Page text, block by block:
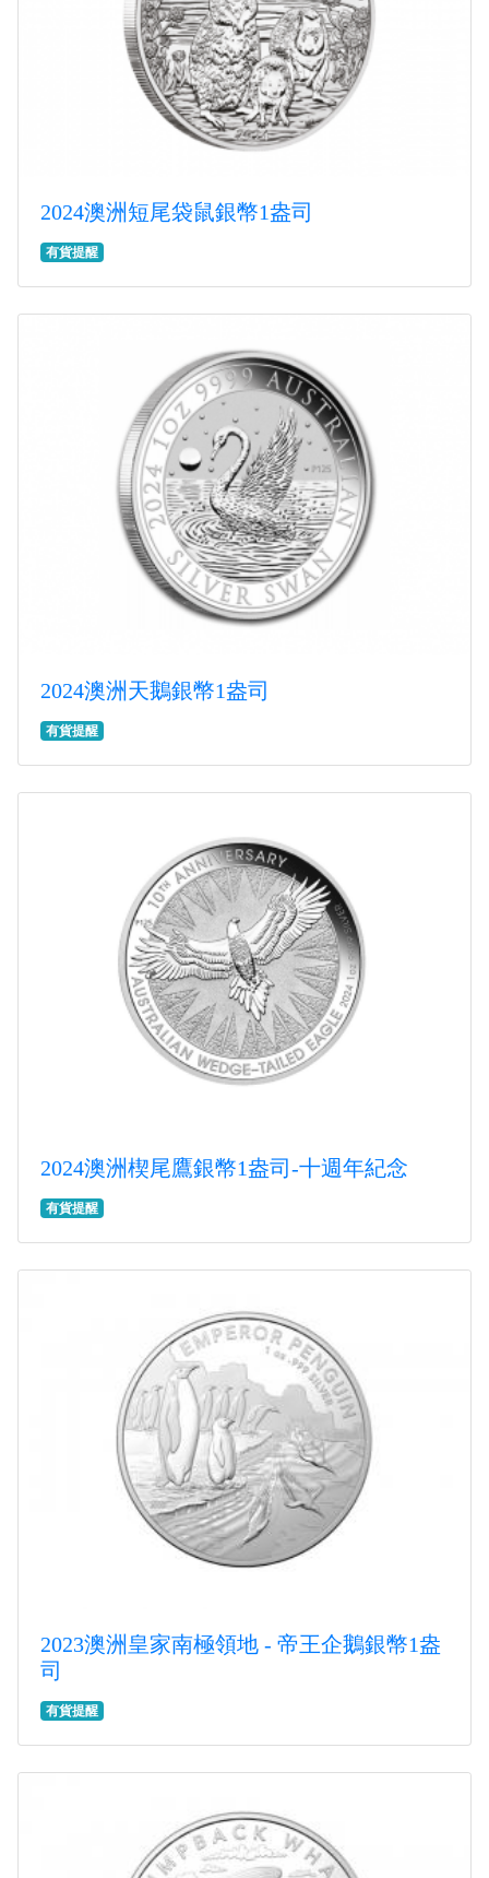
2024澳洲短尾袋鼠銀幣1盎司
有貨提醒
2024澳洲天鵝銀幣1盎司
有貨提醒
2024澳洲楔尾鷹銀幣1盎司-十週年紀念
有貨提醒
2023澳洲皇家南極領地 - 帝王企鵝銀幣1盎
司
有貨提醒